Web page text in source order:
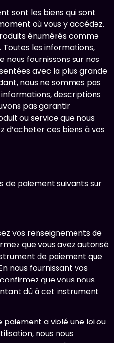
sont les biens qui sont
où vous y accédez.
énumérés comme
les informations,
nous fournissons sur nos
avec la plus grande
nous ne sommes pas
descriptions
pas garantir
ou service que nous
d’acheter ces biens à vos
de paiement suivants sur
vos renseignements de
que vous avez autorisé
de paiement que
nous fournissant vos
que vous nous
dû à cet instrument
paiement a violé une loi ou
nous nous